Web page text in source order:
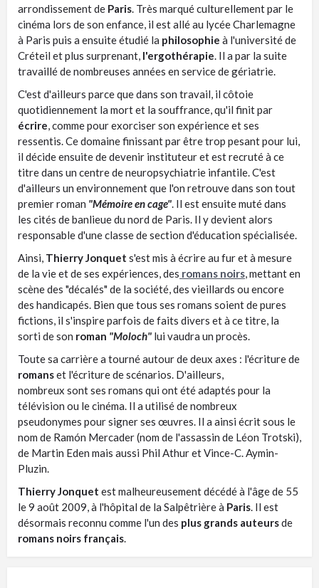
arrondissement de Paris . Très marqué culturellement par le
cinéma lors de son enfance, il est allé au lycée Charlemagne
à Paris puis a ensuite étudié la philosophie à l'université de
Créteil et plus surprenant, l'ergothérapie . Il a par la suite
travaillé de nombreuses années en service de gériatrie.
C'est d'ailleurs parce que dans son travail, il côtoie
quotidiennement la mort et la souffrance, qu'il finit par
écrire , comme pour exorciser son expérience et ses
ressentis. Ce domaine finissant par être trop pesant pour lui,
il décide ensuite de devenir instituteur et est recruté à ce
titre dans un centre de neuropsychiatrie infantile. C'est
d'ailleurs un environnement que l'on retrouve dans son tout
premier roman "Mémoire en cage" . Il est ensuite muté dans
les cités de banlieue du nord de Paris. Il y devient alors
responsable d'une classe de section d'éducation spécialisée.
Ainsi, Thierry Jonquet s'est mis à écrire au fur et à mesure
de la vie et de ses expériences, des romans noirs , mettant en
scène des "décalés" de la société, des vieillards ou encore
des handicapés. Bien que tous ses romans soient de pures
fictions, il s'inspire parfois de faits divers et à ce titre, la
sorti de son roman "Moloch" lui vaudra un procès.
Toute sa carrière a tourné autour de deux axes : l'écriture de
romanset l'écriture de scénarios. D'ailleurs,
nombreux sont ses romans qui ont été adaptés pour la
télévision ou le cinéma. Il a utilisé de nombreux
pseudonymes pour signer ses œuvres. Il a ainsi écrit sous le
nom de Ramón Mercader (nom de l'assassin de Léon Trotski),
de Martin Eden mais aussi Phil Athur et Vince-C. Aymin-
Pluzin.
Thierry Jonquet est malheureusement décédé à l'âge de 55
le 9 août 2009, à l'hôpital de la Salpêtrière à Paris . Il est
désormais reconnu comme l'un des plus grands auteursde
romans noirs français